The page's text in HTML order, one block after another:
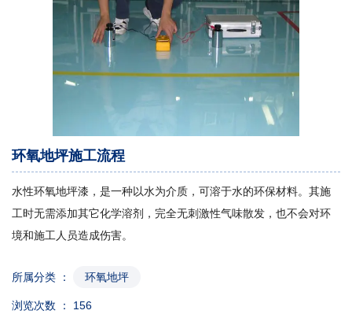
环氧地坪施工流程
水性环氧地坪漆，是一种以水为介质，可溶于水的环保材料。其施
工时无需添加其它化学溶剂，完全无刺激性气味散发，也不会对环
境和施工人员造成伤害。
所属分类 ： 环氧地坪
浏览次数 ： 156